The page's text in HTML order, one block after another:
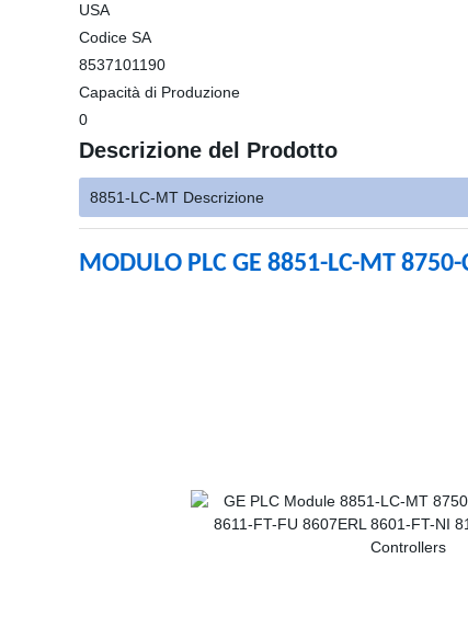
USA
Codice SA
8537101190
Capacità di Produzione
0
Descrizione del Prodotto
8851-LC-MT Descrizione
MODULO PLC GE 8851-LC-MT